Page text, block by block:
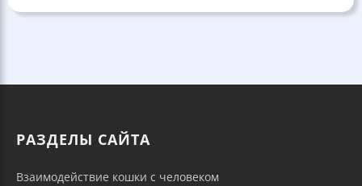
РАЗДЕЛЫ САЙТА
Взаимодействие кошки с человеком